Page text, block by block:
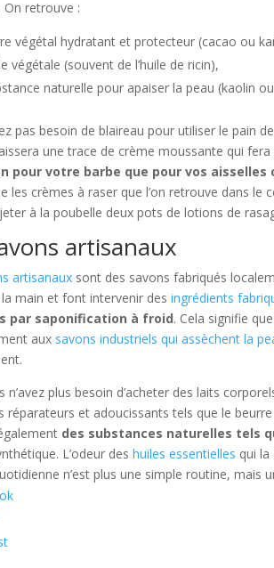
. On retrouve :
végétal hydratant et protecteur (cacao ou
végétale (souvent de l’huile de ricin),
naturelle pour apaiser la peau (kaolin
pas besoin de blaireau pour utiliser le pain
une trace de crème moussante qui
pour votre barbe que pour vos aisselles
les crèmes à raser que l’on retrouve dans le
à la poubelle deux pots de lotions de
artisanaux
artisanaux sont des savons fabriqués
la main et font intervenir desingrédients
par saponification à froid. Cela signifie
aux savons industriels qui assèchent la
n’avez plus besoin d’acheter des laits
réparateurs et adoucissants tels que le
des substances naturelles tels
L’odeur deshuiles essentielles qui
n’est plus une simple routine, mais